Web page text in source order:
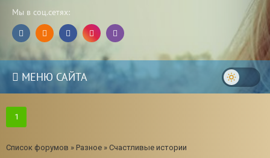
Мы в соц.сетях:
МЕНЮ САЙТА
1
Список форумов » Разное » Счастливые истории